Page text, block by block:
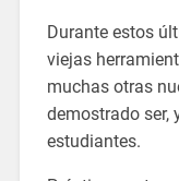
Durante estos
viejas
muchas otras
demostrado ser,
estudiantes.